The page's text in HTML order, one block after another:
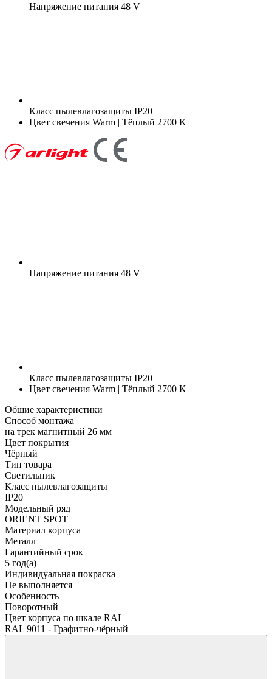
Напряжение питания 48 V
Класс пылевлагозащиты IP20
Цвет свечения Warm | Тёплый 2700 K
Напряжение питания 48 V
Класс пылевлагозащиты IP20
Цвет свечения Warm | Тёплый 2700 K
Общие характеристики
Способ монтажа
на трек магнитный 26 мм
Цвет покрытия
Чёрный
Тип товара
Светильник
Класс пылевлагозащиты
IP20
Модельный ряд
ORIENT SPOT
Материал корпуса
Металл
Гарантийный срок
5 год(а)
Индивидуальная покраска
Не выполняется
Особенность
Поворотный
Цвет корпуса по шкале RAL
RAL 9011 - Графитно-чёрный